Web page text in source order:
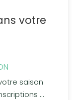
votre
saison
…